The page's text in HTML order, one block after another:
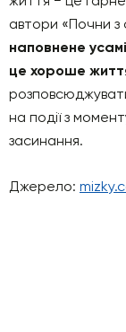
автори «Почни з
наповнене
це хороше
на події з
засинання.
Джерело: